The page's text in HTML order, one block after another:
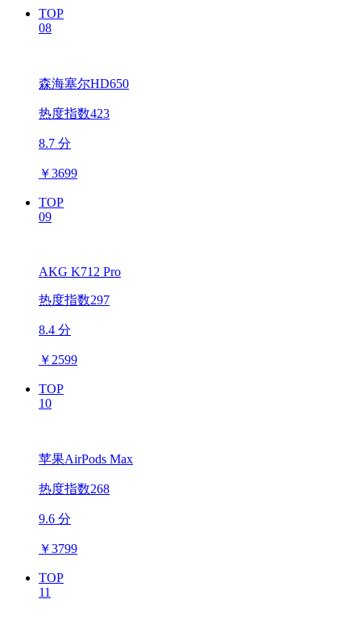
TOP
08
森海塞尔HD650
热度指数423
8.7 分
￥3699
TOP
09
AKG K712 Pro
热度指数297
8.4 分
￥ 2599
TOP
10
苹果AirPods Max
热度指数268
9.6 分
￥3799
TOP
11